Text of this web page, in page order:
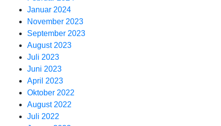
Januar 2024
November 2023
September 2023
August 2023
Juli 2023
Juni 2023
April 2023
Oktober 2022
August 2022
Juli 2022